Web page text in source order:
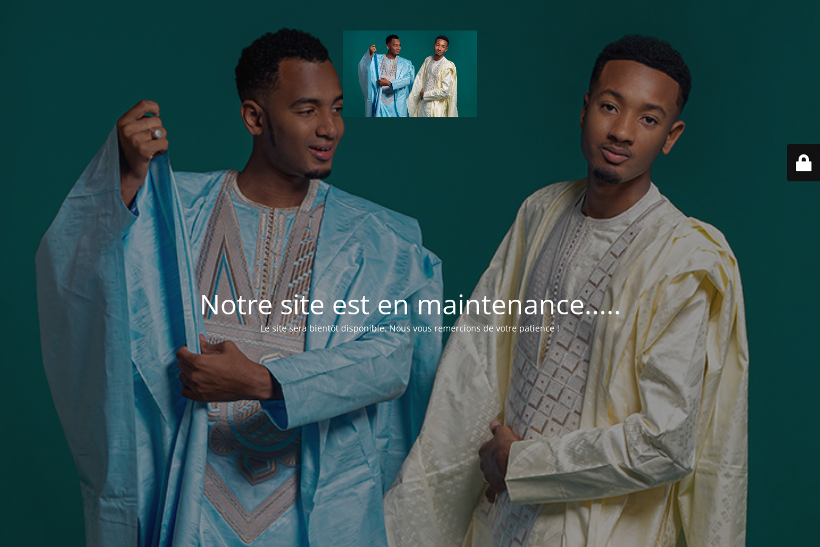
Notre site est en maintenance.....
Le site sera bientôt disponible. Nous vous remercions de votre patience !